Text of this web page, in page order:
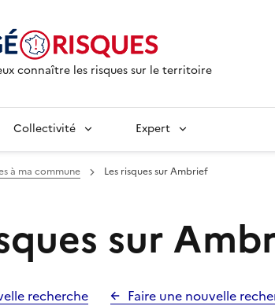
connaître les risques sur le territoire
Collectivité Expert
à ma commune Les risques sur Ambrief
sur
recherche Faire une nouvelle